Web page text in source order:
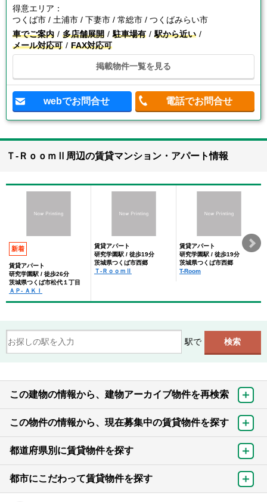
得意エリア：
つくば市 / 土浦市 / 下妻市 / 常総市 / つくばみらい市
車でご案内
多店舗展開 駐車場有
駅から近い
メール対応可
FAX対応可
掲載物件一覧を見る
webでお問合せ 電話でお問合せ
Ｔ-ＲｏｏｍⅡ周辺の賃貸マンション・アパート情報
新着
賃貸アパート
研究学園駅 / 徒歩26分
茨城県つくば市松代１丁目
ＡＰ- ＡＫＩ
賃貸アパート
研究学園駅 / 徒歩19分
茨城県つくば市西郷
Ｔ-ＲｏｏｍⅡ
賃貸アパート
研究学園駅 / 徒歩19分
茨城県つくば市西郷
T-Room
駅で
この建物の情報から、建物アーカイブ物件を再検索
この物件の情報から、現在募集中の賃貸物件を探す
都道府県別に賃貸物件を探す
都市にこだわって賃貸物件を探す